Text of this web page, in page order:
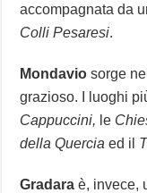
accompagnata da
Colli Pesaresi.
Mondavio sorge
grazioso. I luoghi
Cappuccini, le
della Quercia ed il
Gradara è, invece,